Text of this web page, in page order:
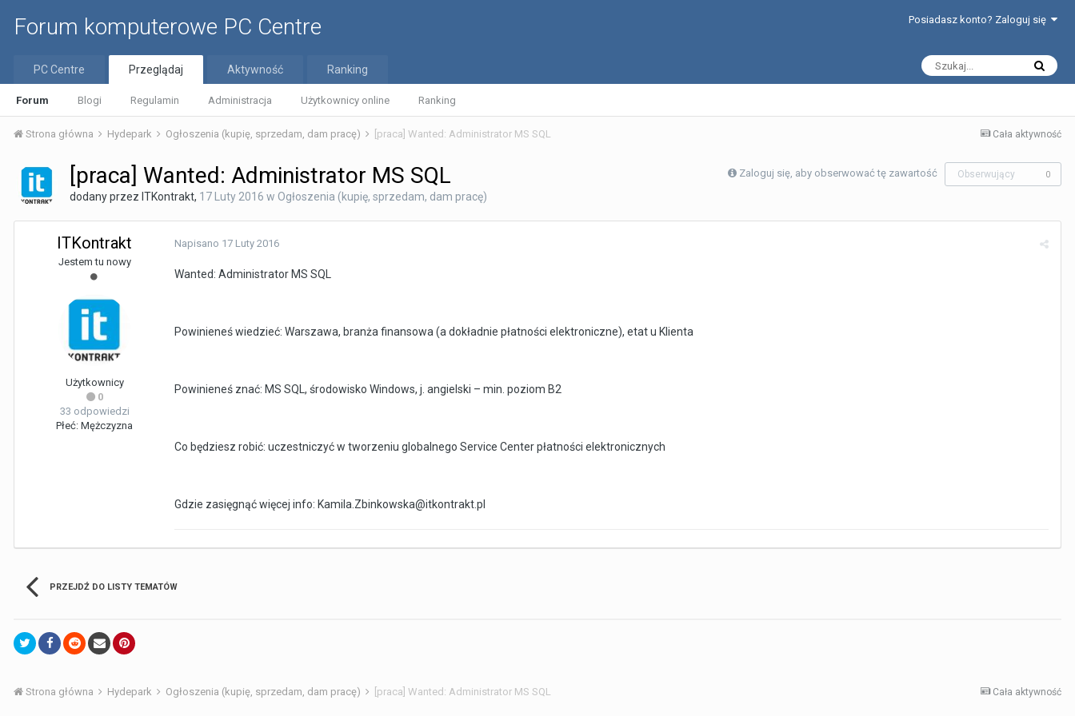
Forum komputerowe PC Centre Posiadasz konto? Zaloguj się
PC Centre Przeglądaj
Forum Blogi Regulamin Administracja Użytkownicy online Ranking
Aktywność Ranking
Cała aktywność
Strona główna Hydepark Ogłoszenia (kupię, sprzedam, dam pracę) [praca] Wanted: Administrator MS SQL
Zaloguj się, aby obserwować tę zawartość Obserwujący 0
[praca] Wanted: Administrator MS SQL
dodany przez ITKontrakt, 17 Luty 2016 w Ogłoszenia (kupię, sprzedam, dam pracę)
ITKontrakt
Jestem tu nowy
Użytkownicy
0
33 odpowiedzi
Płeć: Mężczyzna
Napisano 17 Luty 2016
Wanted: Administrator MS SQL
Powinieneś wiedzieć: Warszawa, branża finansowa (a dokładnie płatności elektroniczne), etat u Klienta
Powinieneś znać: MS SQL, środowisko Windows, j. angielski – min. poziom B2
Co będziesz robić: uczestniczyć w tworzeniu globalnego Service Center płatności elektronicznych
Gdzie zasięgnąć więcej info: Kamila.Zbinkowska@itkontrakt.pl
PRZEJDŹ DO LISTY TEMATÓW
Cała aktywność
Strona główna Hydepark Ogłoszenia (kupię, sprzedam, dam pracę) [praca] Wanted: Administrator MS SQL